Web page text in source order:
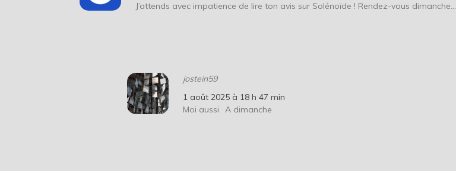
J’attends avec impatience de lire ton avis sur Solénoïde ! Rendez-vous dimanche…
jostein59
1 août 2025 à 18 h 47 min
Moi aussi
A dimanche